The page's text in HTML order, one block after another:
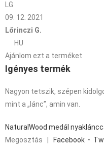
LG
09. 12. 2021
Lőrinczi G.
HU
Ajánlom ezt a terméket
Igényes termék
Nagyon tetszik, szépen
mint a „lánc”, amin van.
NaturalWood medál
Megosztás
Facebook •